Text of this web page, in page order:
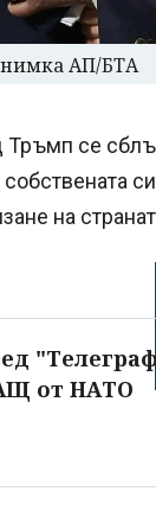
АП/БТА
се
на
от НАТО